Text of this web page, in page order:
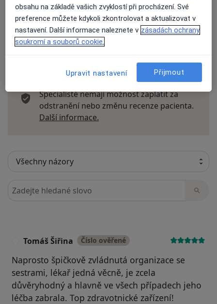
Přidejte svůj názor
Recenze pacientů jsou pro nás důležité.
Specialisté nemají možnost zaplatit za
odstranění nebo změnu recenze pacienta.
Další informace.
Hledejte v názorech
Tomáš Šiřina Číslo ověřené
Naprosto špičkově zvládnutá organizace se
sestrami, lékař jedná věcně, je zcela
důvěryhodný a hlavně ve všech případech jeho
léčba zabrala. Top zdravotnické zařízení!
obsahu na základě vašich zvyklostí při procházení. Své
preference můžete kdykoli zkontrolovat a aktualizovat v
nastavení. Další informace naleznete v zásadách ochrany
soukromí a souborů cookie.
Upravit nastavení Přijmout